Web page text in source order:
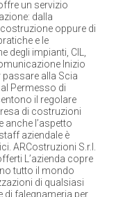
un servizio
dalla
oppure di
e le
degli impianti, CIL,
Inizio
passare alla Scia
Permesso di
il regolare
di costruzioni
anche l’aspetto
aziendale è
ARCostruzioni S.r.l.
L’azienda copre
tutto il mondo
di qualsiasi
di falegnameria per